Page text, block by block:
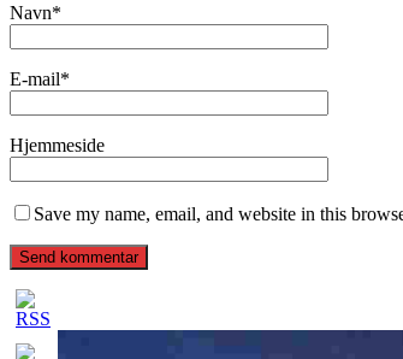
Navn*
E-mail*
Hjemmeside
Save my name, email, and website in this